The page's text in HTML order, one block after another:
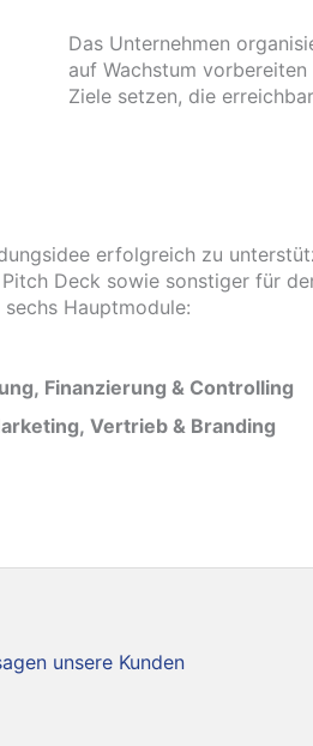
Das Unternehmen
auf Wachstum vorbereiten
Ziele setzen, die
erfolgreich zu
Deck sowie sonstiger für
Hauptmodule:
Finanzierung & Controlling
Vertrieb & Branding
unsere Kunden